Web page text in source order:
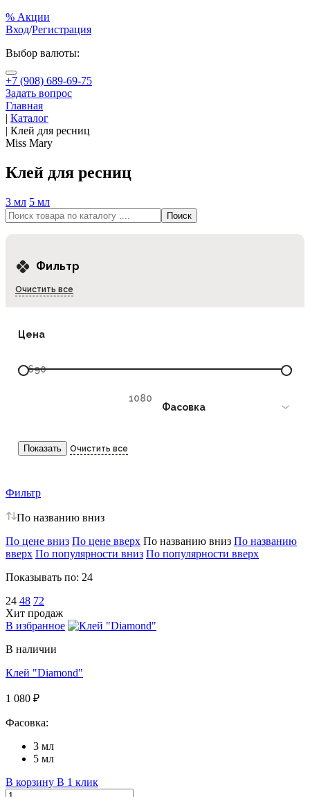
% Акции
Вход/Регистрация
Выбор валюты:
+7 (908) 689-69-75
Задать вопрос
Главная
| Каталог
| Клей для ресниц
Miss Mary
Клей для ресниц
3 мл 5 мл
Фильтр
Очистить все
Цена
Фасовка
Фильтр
По названию вниз
По цене вниз По цене вверх По названию вниз По названию
вверх По популярности вниз По популярности вверх
Показывать по: 24
24 48 72
Хит продаж
В избранное
В наличии
Клей "Diamond"
1 080 ₽
Фасовка:
3 мл
5 мл
В корзину В 1 клик